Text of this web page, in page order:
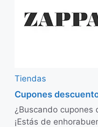
Tiendas
Cupones
¿Buscando cupones
¡Estás de